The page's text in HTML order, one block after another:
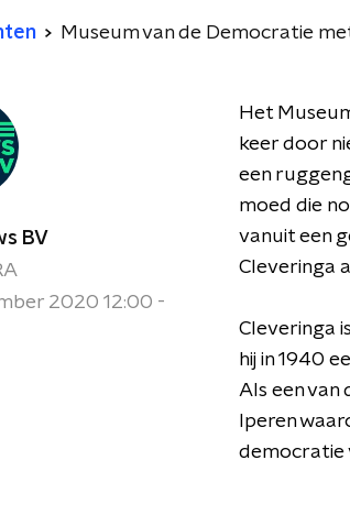
Museum van de Democratie
BV
2020 12:00 -
Het
keer door
een
moed die
vanuit een
Cleveringa
Cleveringa
hij in 1940
Als een van
Iperen
democratie